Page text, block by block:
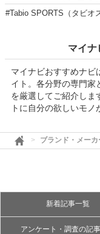
#Tabio SPORTS（タビオ
マイナ
マイナビおすすめナビ
イト。各分野の専門家
を厳選してご紹介しま
トに自分の欲しいモノ
ブランド・メーカ
新着記事一覧
アンケート・調査の記